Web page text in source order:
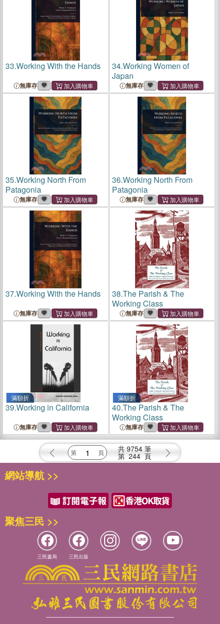
33.Working With the Hands
無庫存
34.Working Women of
Japan
無庫存
35.Working North From
Patagonia
無庫存
36.Working North From
Patagonia
無庫存
37.Working With the Hands
無庫存
38.The Parish & The
Working Class
無庫存
滿額折
39.Working in California
無庫存
滿額折
40.The Parish & The
Working Class
無庫存
共 9754 筆
第 244 頁
網站導航 >>
聚焦三民 >>
三民書局 三民出版